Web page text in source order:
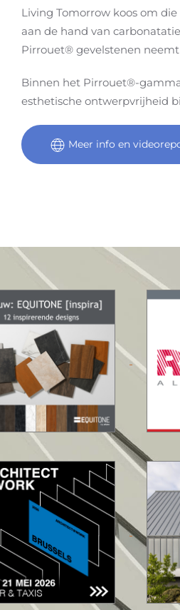
Living Tomorrow koos om
aan de hand van
Pirrouet® gevelstenen
Binnen het Pirrouet®-
esthetische ontwerpvrijheid
Meer info en